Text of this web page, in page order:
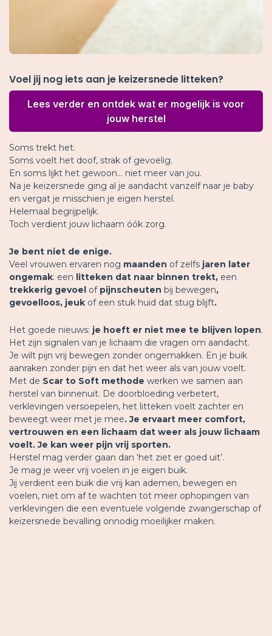
Voel jij nog iets aan je keizersnede litteken?
Lees verder en ontdek wat er mogelijk is voor
jouw herstel
Soms trekt het.
Soms voelt het doof, strak of gevoelig.
En soms lijkt het gewoon… niet meer van jou.
Na je keizersnede ging al je aandacht vanzelf naar je baby
en vergat je misschien je eigen herstel.
Helemaal begrijpelijk.
Toch verdient jouw lichaam óók zorg.
Je bent niet de enige.
Veel vrouwen ervaren nog maanden of zelfs jaren later
ongemak: een litteken dat naar binnen trekt, een
trekkerig gevoel ofpijnscheuten bij bewegen,
gevoelloos, jeuk of een stuk huid dat stug blijft.
Het goede nieuws: je hoeft er niet mee te blijven lopen.
Het zijn signalen van je lichaam die vragen om aandacht.
Je wilt pijn vrij bewegen zonder ongemakken. En je buik
aanraken zonder pijn en dat het weer als van jouw voelt.
Met de Scar to Soft methode werken we samen aan
herstel van binnenuit. De doorbloeding verbetert,
verklevingen versoepelen, het litteken voelt zachter en
beweegt weer met je mee. Je ervaart meer comfort,
vertrouwen en een lichaam dat weer als jouw lichaam
voelt. Je kan weer pijn vrij sporten.
Herstel mag verder gaan dan ‘het ziet er goed uit’.
Je mag je weer vrij voelen in je eigen buik.
Jij verdient een buik die vrij kan ademen, bewegen en
voelen, niet om af te wachten tot meer ophopingen van
verklevingen die een eventuele volgende zwangerschap of
keizersnede bevalling onnodig moeilijker maken.